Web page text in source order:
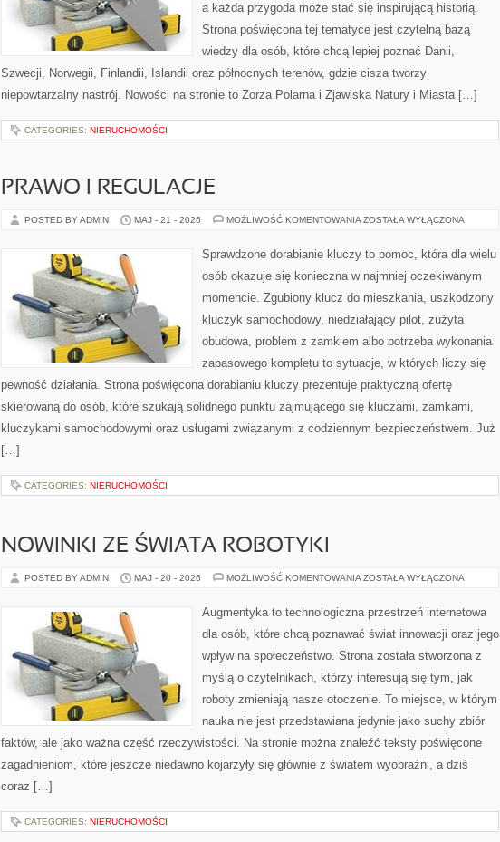
a każda przygoda może stać się inspirującą historią.
Strona poświęcona tej tematyce jest czytelną bazą
wiedzy dla osób, które chcą lepiej poznać Danii,
Szwecji, Norwegii, Finlandii, Islandii oraz północnych terenów, gdzie cisza tworzy
niepowtarzalny nastrój. Nowości na stronie to Zorza Polarna i Zjawiska Natury i Miasta […]
CATEGORIES: NIERUCHOMOŚCI
PRAWO I REGULACJE
POSTED BY ADMIN MAJ - 21 - 2026 MOŻLIWOŚĆ KOMENTOWANIA PRAWO
ZOSTAŁA WYŁĄCZONA
Sprawdzone dorabianie kluczy to pomoc, która dla wielu
osób okazuje się konieczna w najmniej oczekiwanym
momencie. Zgubiony klucz do mieszkania, uszkodzony
kluczyk samochodowy, niedziałający pilot, zużyta
obudowa, problem z zamkiem albo potrzeba wykonania
zapasowego kompletu to sytuacje, w których liczy się
pewność działania. Strona poświęcona dorabianiu kluczy prezentuje praktyczną ofertę
skierowaną do osób, które szukają solidnego punktu zajmującego się kluczami, zamkami,
kluczykami samochodowymi oraz usługami związanymi z codziennym bezpieczeństwem. Już
[…]
CATEGORIES: NIERUCHOMOŚCI
NOWINKI ZE ŚWIATA ROBOTYKI
POSTED BY ADMIN MAJ - 20 - 2026 MOŻLIWOŚĆ KOMENTOWANIA NOWINKI
ROBOTYKI
ZOSTAŁA WYŁĄCZONA
Augmentyka to technologiczna przestrzeń internetowa
dla osób, które chcą poznawać świat innowacji oraz jego
wpływ na społeczeństwo. Strona została stworzona z
myślą o czytelnikach, którzy interesują się tym, jak
roboty zmieniają nasze otoczenie. To miejsce, w którym
nauka nie jest przedstawiana jedynie jako suchy zbiór
faktów, ale jako ważna część rzeczywistości. Na stronie można znaleźć teksty poświęcone
zagadnieniom, które jeszcze niedawno kojarzyły się głównie z światem wyobraźni, a dziś
coraz […]
CATEGORIES: NIERUCHOMOŚCI